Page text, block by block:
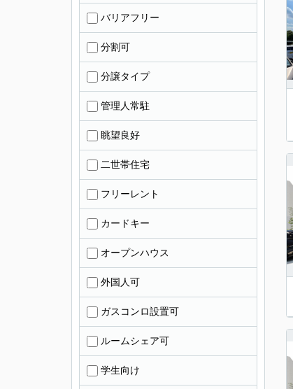
バリアフリー
分割可
分譲タイプ
管理人常駐
眺望良好
二世帯住宅
フリーレント
カードキー
オープンハウス
外国人可
ガスコンロ設置可
ルームシェア可
学生向け